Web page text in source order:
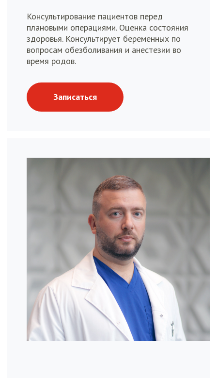
Консультирование пациентов перед
плановыми операциями. Оценка состояния
здоровья. Консультирует беременных по
вопросам обезболивания и анестезии во
время родов.
Записаться